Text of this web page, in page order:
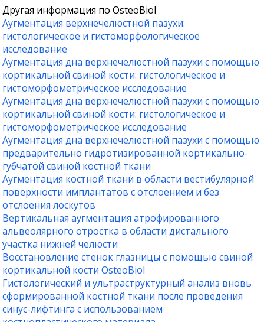
Другая информация по OsteoBiol
Аугментация верхнечелюстной пазухи:
гистологическое и гистоморфологическое
исследование
Аугментация дна верхнечелюстной пазухи с помощью
кортикальной свиной кости: гистологическое и
гистоморфометрическое исследование
Аугментация дна верхнечелюстной пазухи с помощью
кортикальной свиной кости: гистологическое и
гистоморфометрическое исследование
Аугментация дна верхнечелюстной пазухи с помощью
предварительно гидротизированной кортикально-
губчатой свиной костной ткани
Аугментация костной ткани в области вестибулярной
поверхности имплантатов с отслоением и без
отслоения лоскутов
Вертикальная аугментация атрофированного
альвеолярного отростка в области дистального
участка нижней челюсти
Восстановление стенок глазницы с помощью свиной
кортикальной кости OsteoBiol
Гистологический и ультраструктурный анализ вновь
сформированной костной ткани после проведения
синус-лифтинга с использованием